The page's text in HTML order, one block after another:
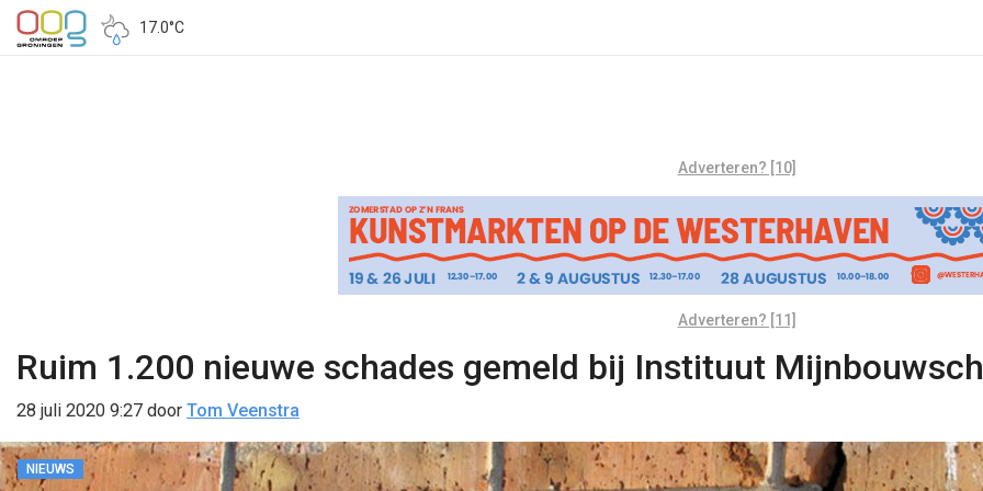
17.0°C
Adverteren? [10]
Adverteren? [11]
Ruim 1.200 nieuwe schades gemeld bij Instituut
28 juli 2020 9:27 door Tom Veenstra
NIEUWS